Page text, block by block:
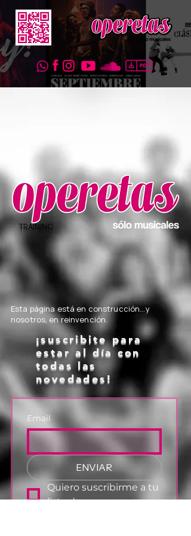
TRAINING
Esta página está en construcción...y
nosotros, en reinvención.
¡suscribite para
estar al día con
todas las
novedades!
Email
ENVIAR
Quiero suscribirme a tu
lista de correos.